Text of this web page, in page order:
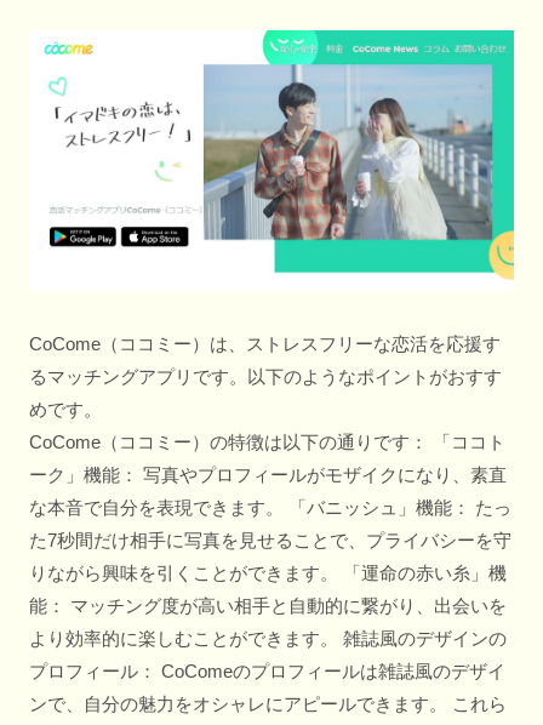
CoCome（ココミー）は、ストレスフリーな恋活を応援す
るマッチングアプリです。以下のようなポイントがおすす
めです。
CoCome（ココミー）の特徴は以下の通りです： 「ココト
ーク」機能： 写真やプロフィールがモザイクになり、素直
な本音で自分を表現できます。 「バニッシュ」機能： たっ
た7秒間だけ相手に写真を見せることで、プライバシーを守
りながら興味を引くことができます。 「運命の赤い糸」機
能： マッチング度が高い相手と自動的に繋がり、出会いを
より効率的に楽しむことができます。 雑誌風のデザインの
プロフィール： CoComeのプロフィールは雑誌風のデザイ
ンで、自分の魅力をオシャレにアピールできます。 これら